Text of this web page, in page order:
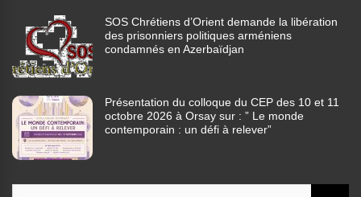
SOS Chrétiens d’Orient demande la libération
des prisonniers politiques arméniens
condamnés en Azerbaïdjan
Présentation du colloque du CEP des 10 et 11
octobre 2026 à Orsay sur : ” Le monde
contemporain : un défi à relever”